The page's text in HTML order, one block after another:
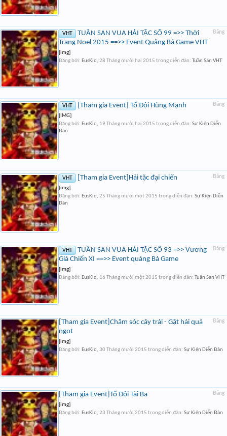
Đăng
VHT
TUẦN SAN VUA HẢI TẶC SỐ 99 =>> Thời
Trang Noel 2015 ==>> Event Quảng Bá Game VHT
[img]
Đăng bởi: EusKid , 28 Tháng mười hai 2015 trong diễn đàn: Tuần San VHT
Đăng
VHT [Tham gia Event] Tổ Đội Hùng Mạnh
[IMG]
Đăng bởi: EusKid , 19 Tháng mười hai 2015 trong diễn đàn: Sự Kiện Diễn
Đàn
Đăng
VHT [Tham gia Event]Hải tặc đại chiến
[img]
Đăng bởi: EusKid , 25 Tháng mười một 2015 trong diễn đàn: Sự Kiện Diễn
Đàn
Đăng
VHT
TUẦN SAN VUA HẢI TẶC SỐ 93 =>> Vương
Giả Chiến XI ==>> Event quảng Bá Game
[img]
Đăng bởi: EusKid , 16 Tháng mười một 2015 trong diễn đàn: Tuần San VHT
Đăng
[Tham gia Event]Chăm sóc cây trái - Gặt hái quả
ngọt
[img]
Đăng bởi: EusKid , 30 Tháng mười 2015 trong diễn đàn: Sự Kiện Diễn Đàn
Đăng
[Tham gia Event]Tổ Đội Tài Ba
[img]
Đăng bởi: EusKid , 23 Tháng mười 2015 trong diễn đàn: Sự Kiện Diễn Đàn